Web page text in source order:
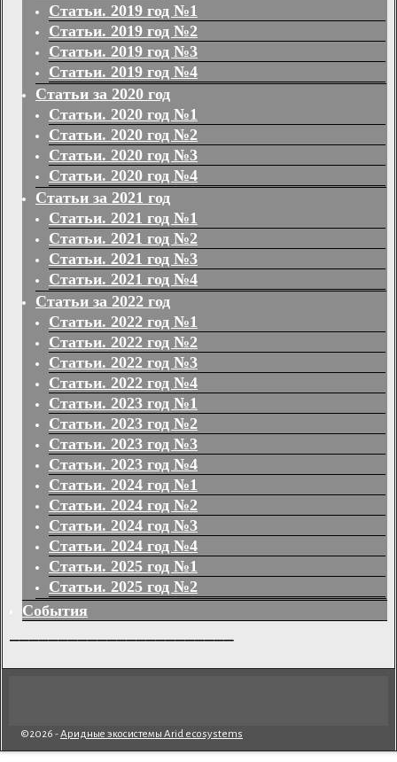
Статьи. 2019 год №1
Статьи. 2019 год №2
Статьи. 2019 год №3
Статьи. 2019 год №4
Статьи за 2020 год
Статьи. 2020 год №1
Статьи. 2020 год №2
Статьи. 2020 год №3
Статьи. 2020 год №4
Статьи за 2021 год
Статьи. 2021 год №1
Статьи. 2021 год №2
Статьи. 2021 год №3
Статьи. 2021 год №4
Статьи за 2022 год
Статьи. 2022 год №1
Статьи. 2022 год №2
Статьи. 2022 год №3
Статьи. 2022 год №4
Статьи. 2023 год №1
Статьи. 2023 год №2
Статьи. 2023 год №3
Статьи. 2023 год №4
Статьи. 2024 год №1
Статьи. 2024 год №2
Статьи. 2024 год №3
Статьи. 2024 год №4
Статьи. 2025 год №1
Статьи. 2025 год №2
События
©2026 -Аридные экосистемы Arid ecosystems